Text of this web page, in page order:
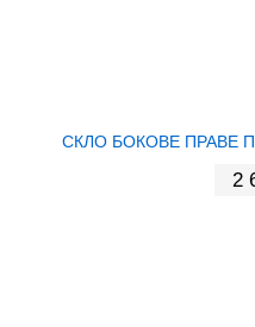
СКЛО БОКОВЕ ПРАВЕ
2